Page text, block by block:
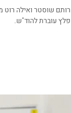
רותם שוסטר ואילה רוט
פלץ עוברת להוד"ש.